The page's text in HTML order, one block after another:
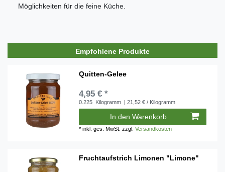
Möglichkeiten für die feine Küche.
Empfohlene Produkte
Quitten-Gelee
4,95 € *
0.225 Kilogramm | 21,52 € / Kilogramm
In den Warenkorb
*inkl. ges. MwSt. zzgl.Versandkosten
Fruchtaufstrich Limonen "Limone"